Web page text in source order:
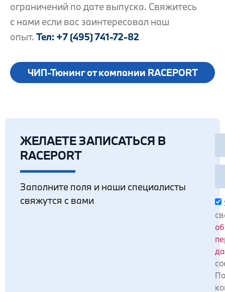
ограничений по дате выпуска. Свяжитесь
с нами если вас заинтересовал наш
опыт. Тел: +7 (495) 741-72-82
ЧИП-Тюнинг от компании RACEPORT
ЖЕЛАЕТЕ ЗАПИСАТЬСЯ В
RACEPORT
Заполните поля и наши специалисты
свяжутся с вами